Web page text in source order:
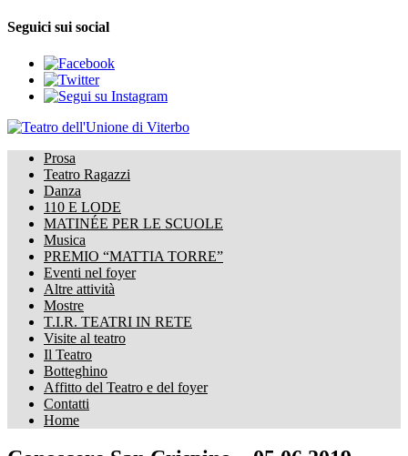
Seguici sui social
Prosa
Teatro Ragazzi
Danza
110 E LODE
MATINÉE PER LE SCUOLE
Musica
PREMIO “MATTIA TORRE”
Eventi nel foyer
Altre attività
Mostre
T.I.R. TEATRI IN RETE
Visite al teatro
Il Teatro
Botteghino
Affitto del Teatro e del foyer
Contatti
Home